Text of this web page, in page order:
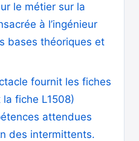
le métier sur la
à l’ingénieur
bases théoriques et
fournit les fiches
la fiche L1508)
attendues
des intermittents.